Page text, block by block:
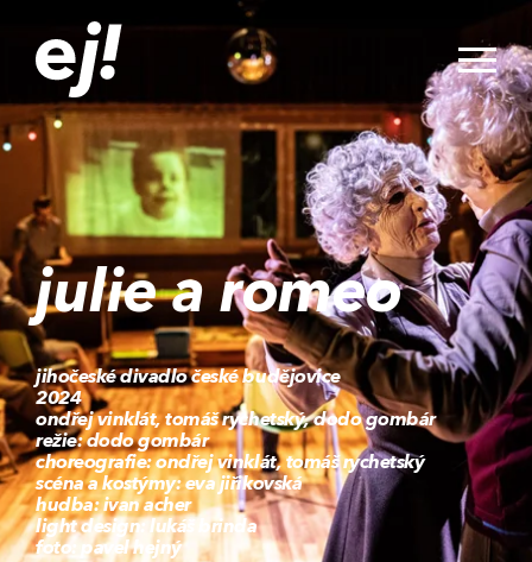
julie a romeo
jihočeské divadlo české budějovice
2024
ondřej vinklát, tomáš rychetský, dodo gombár
režie: dodo gombár
choreografie: ondřej vinklát, tomáš rychetský
scéna a kostýmy: eva jiřikovská
hudba: ivan acher
light design: lukáš brinda
foto: pavel hejný